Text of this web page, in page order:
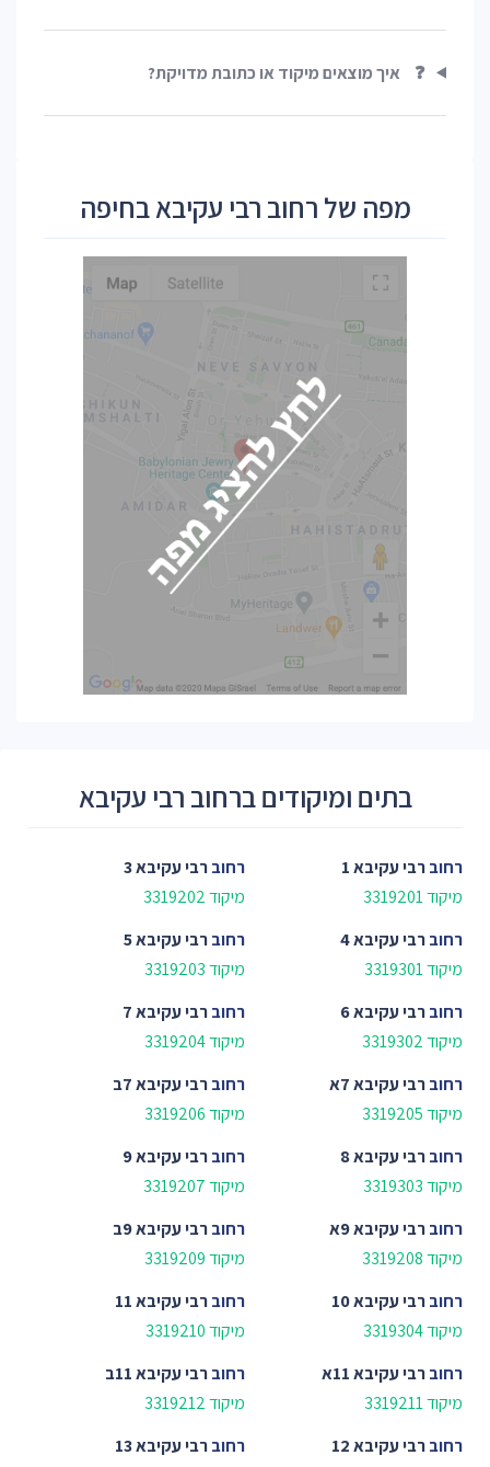
❓ איך מוצאים מיקוד או כתובת מדויקת?
מפה של רחוב רבי עקיבא בחיפה
בתים ומיקודים ברחוב רבי עקיבא
רחוברבי עקיבא 1
מיקוד 3319201
רחוברבי עקיבא 3
מיקוד 3319202
רחוברבי עקיבא 4
מיקוד 3319301
רחוברבי עקיבא 5
מיקוד 3319203
רחוברבי עקיבא 6
מיקוד 3319302
רחוברבי עקיבא 7
מיקוד 3319204
רחוברבי עקיבא 7א
מיקוד 3319205
רחוברבי עקיבא 7ב
מיקוד 3319206
רחוברבי עקיבא 8
מיקוד 3319303
רחוברבי עקיבא 9
מיקוד 3319207
רחוברבי עקיבא 9א
מיקוד 3319208
רחוברבי עקיבא 9ב
מיקוד 3319209
רחוברבי עקיבא 10
מיקוד 3319304
רחוברבי עקיבא 11
מיקוד 3319210
רחוברבי עקיבא 11א
מיקוד 3319211
רחוברבי עקיבא 11ב
מיקוד 3319212
רחוברבי עקיבא 12
רחוברבי עקיבא 13